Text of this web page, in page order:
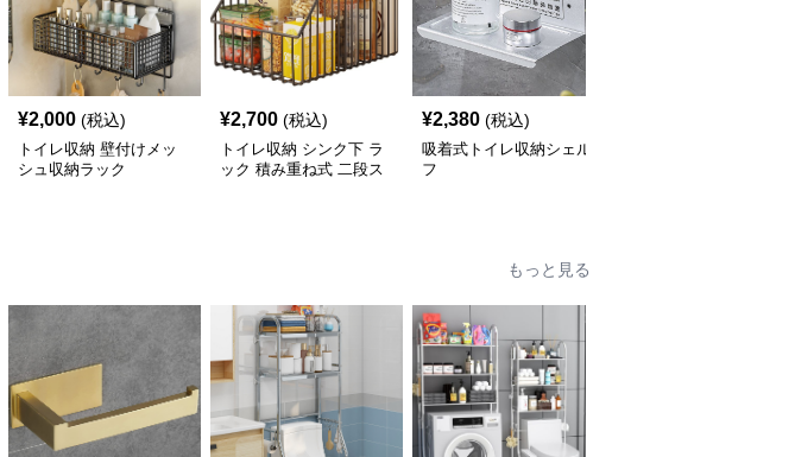
¥2,000 (税込)
トイレ収納 壁付けメッ
シュ収納ラック
¥2,700 (税込)
トイレ収納 シンク下 ラ
ック 積み重ね式 二段ス
¥2,380 (税込)
吸着式トイレ収納シェル
フ
もっと見る